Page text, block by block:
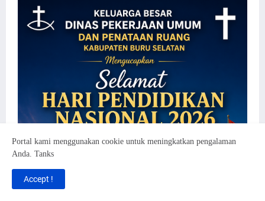
Portal kami menggunakan cookie untuk meningkatkan pengalaman
Anda. Tanks
Accept !